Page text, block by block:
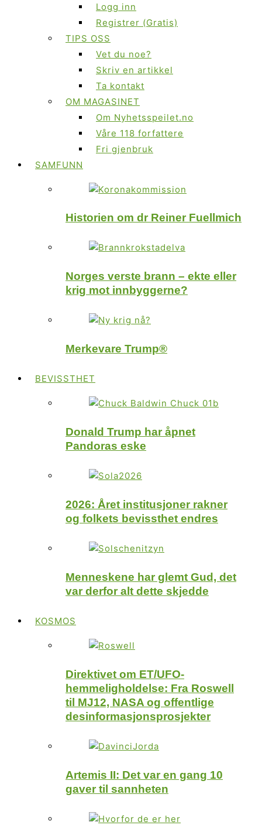
Logg inn
Registrer (Gratis)
TIPS OSS
Vet du noe?
Skriv en artikkel
Ta kontakt
OM MAGASINET
Om Nyhetsspeilet.no
Våre 118 forfattere
Fri gjenbruk
SAMFUNN
Historien om dr Reiner Fuellmich
Norges verste brann – ekte eller
krig mot innbyggerne?
Merkevare Trump®
BEVISSTHET
Donald Trump har åpnet
Pandoras eske
2026: Året institusjoner rakner
og folkets bevissthet endres
Menneskene har glemt Gud, det
var derfor alt dette skjedde
KOSMOS
Direktivet om ET/UFO-
hemmeligholdelse: Fra Roswell
til MJ12, NASA og offentlige
desinformasjonsprosjekter
Artemis II: Det var en gang 10
gaver til sannheten